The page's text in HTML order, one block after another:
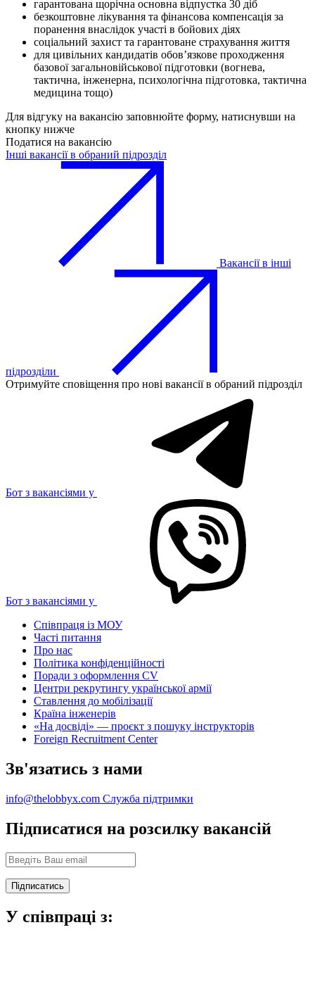
гарантована щорічна основна відпустка 30 діб
безкоштовне лікування та фінансова компенсація за
поранення внаслідок участі в бойових діях
соціальний захист та гарантоване страхування життя
для цивільних кандидатів обов’язкове проходження
базової загальновійськової підготовки (вогнева,
тактична, інженерна, психологічна підготовка, тактична
медицина тощо)
Для відгуку на вакансію заповнюйте форму, натиснувши на
кнопку нижче
Податися на вакансію
Інші вакансії в обраний підрозділ
Вакансії в інші
підрозділи
Отримуйте сповіщення про нові вакансії в обраний підрозділ
Бот з вакансіями у
Бот з вакансіями у
Співпраця із МОУ
Часті питання
Про нас
Політика конфіденційності
Поради з оформлення CV
Центри рекрутингу української армії
Ставлення до мобілізації
Країна інженерів
«На досвіді» — проєкт з пошуку інструкторів
Foreign Recruitment Center
Зв'язатись з нами
info@thelobbyx.com Служба підтримки
Підписатися на розсилку вакансій
У співпраці з: